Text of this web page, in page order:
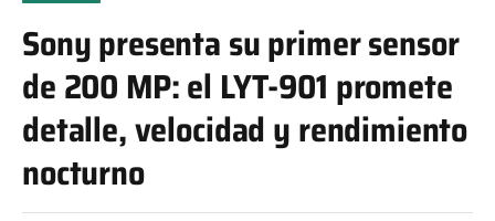
Sony presenta su primer sensor
de 200 MP: el LYT-901 promete
detalle, velocidad y rendimiento
nocturno